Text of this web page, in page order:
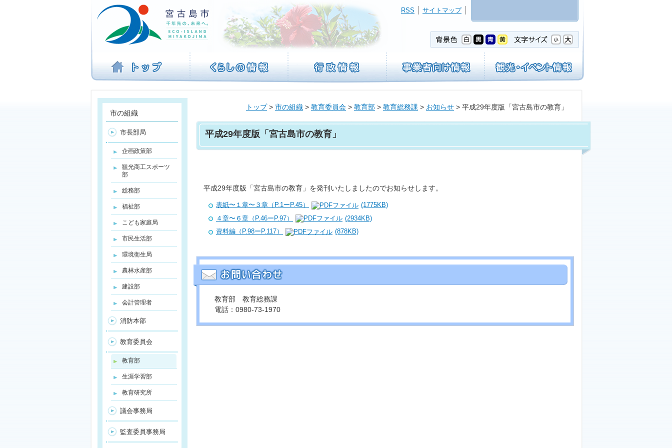
ビ
を
ば
す
サイトマップ
RSS
トップ> 市の組織 > 教育委員会 > 教育部 > 教育総務課 > お知らせ > 平成29年度版「宮古島市の教育」
平成29年度版「宮古島市の教育」
平成29年度版「宮古島市の教育」を発刊いたしましたのでお知らせします。
表紙〜１章〜３章（P.1ーP.45）
(1775KB)
４章〜６章（P.46ーP.97）
(2934KB)
資料編（P.98ーP.117）
(878KB)
教育部 教育総務課
電話：0980-73-1970
市の組織
市長部局
企画政策部
観光商工スポーツ
部
総務部
福祉部
こども家庭局
市民生活部
環境衛生局
農林水産部
建設部
会計管理者
消防本部
教育委員会
教育部
生涯学習部
教育研究所
議会事務局
監査委員事務局